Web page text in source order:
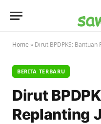
Home » Dirut BPDPKS: Bantuan
BERITA TERBARU
Dirut
Replanting